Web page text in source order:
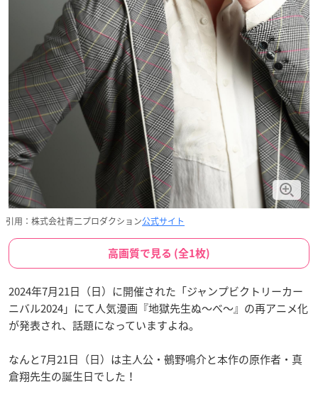
引用：株式会社青二プロダクション公式サイト
高画質で見る (全1枚)
2024年7月21日（日）に開催された「ジャンプビクトリーカー
ニバル2024」にて人気漫画『地獄先生ぬ～べ～』の再アニメ化
が発表され、話題になっていますよね。
なんと7月21日（日）は主人公・鵺野鳴介と本作の原作者・真
倉翔先生の誕生日でした！